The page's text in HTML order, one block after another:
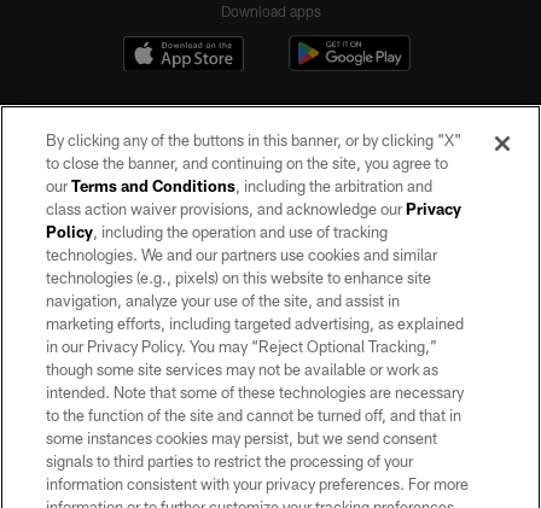
Download apps
©2026 by the Las Vegas Raiders. All rights reserved. No portion of this site
may be reproduced without the express written permission of the Las Vegas
Raiders.
PRIVACY POLICY
TERMS OF SERVICE
ACCESSIBILITY
AD CHOICES
YOUR PRIVACY CHOICES
By clicking any of the buttons in this banner, or by clicking "X"
to close the banner, and continuing on the site, you agree to
ourTerms and Conditions, including the arbitration and
class action waiver provisions, and acknowledge ourPrivacy
Policy, including the operation and use of tracking
technologies. We and our partners use cookies and similar
technologies (e.g., pixels) on this website to enhance site
navigation, analyze your use of the site, and assist in
marketing efforts, including targeted advertising, as explained
in our Privacy Policy. You may “Reject Optional Tracking,”
though some site services may not be available or work as
intended. Note that some of these technologies are necessary
to the function of the site and cannot be turned off, and that in
some instances cookies may persist, but we send consent
signals to third parties to restrict the processing of your
information consistent with your privacy preferences. For more